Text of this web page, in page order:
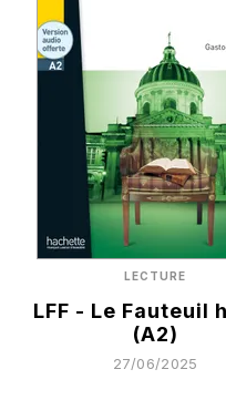
LECTURE
LFF - Le Fauteuil
(A2)
27/06/2025